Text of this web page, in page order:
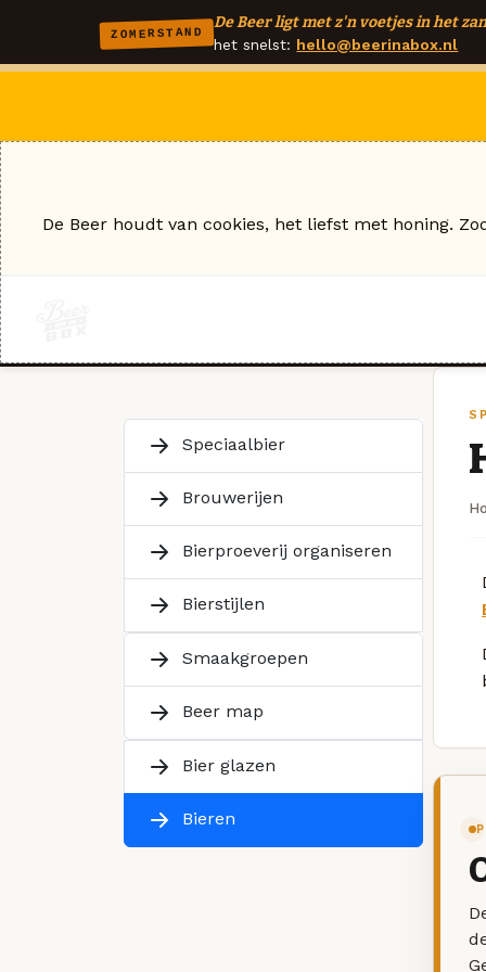
ZOMERSTAND
De Beer ligt met z'n voetjes in het
het snelst: hello@beerinabox.nl
Speciaalbier
Brouwerijen
Bierproeverij organiseren
Bierstijlen
Smaakgroepen
Beer map
Bier glazen
Bieren
De Beer houdt van cookies, het liefst met honing.